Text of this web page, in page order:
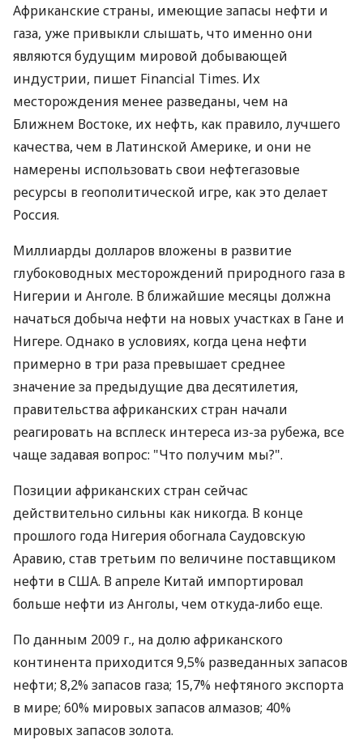
Африканские страны, имеющие запасы нефти и
газа, уже привыкли слышать, что именно они
являются будущим мировой добывающей
индустрии, пишет Financial Times. Их
месторождения менее разведаны, чем на
Ближнем Востоке, их нефть, как правило, лучшего
качества, чем в Латинской Америке, и они не
намерены использовать свои нефтегазовые
ресурсы в геополитической игре, как это делает
Россия.
Миллиарды долларов вложены в развитие
глубоководных месторождений природного газа в
Нигерии и Анголе. В ближайшие месяцы должна
начаться добыча нефти на новых участках в Гане и
Нигере. Однако в условиях, когда цена нефти
примерно в три раза превышает среднее
значение за предыдущие два десятилетия,
правительства африканских стран начали
реагировать на всплеск интереса из-за рубежа, все
чаще задавая вопрос: "Что получим мы?".
Позиции африканских стран сейчас
действительно сильны как никогда. В конце
прошлого года Нигерия обогнала Саудовскую
Аравию, став третьим по величине поставщиком
нефти в США. В апреле Китай импортировал
больше нефти из Анголы, чем откуда-либо еще.
По данным 2009 г., на долю африканского
континента приходится 9,5% разведанных запасов
нефти; 8,2% запасов газа; 15,7% нефтяного экспорта
в мире; 60% мировых запасов алмазов; 40%
мировых запасов золота.